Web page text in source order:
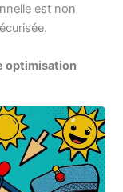
est non
optimisation